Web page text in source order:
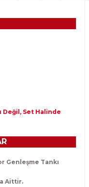
Değil, Set Halinde
Genleşme Tankı
Aittir.